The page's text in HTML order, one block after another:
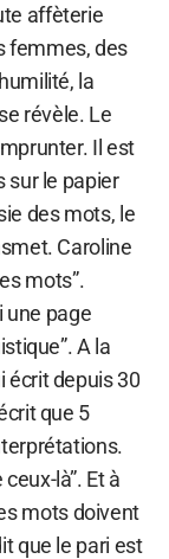
affèterie
femmes, des
la
révèle. Le
Il est
sur le papier
des mots, le
Caroline
mots”.
une page
A la
écrit depuis 30
que 5
là”. Et à
mots doivent
que le pari est